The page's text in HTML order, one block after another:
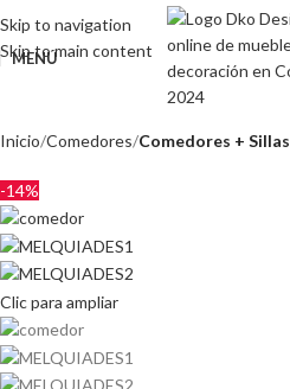
Skip to navigation
Skip to main content
MENÚ
Inicio Comedores Comedores + Sillas
-14%
Clic para ampliar